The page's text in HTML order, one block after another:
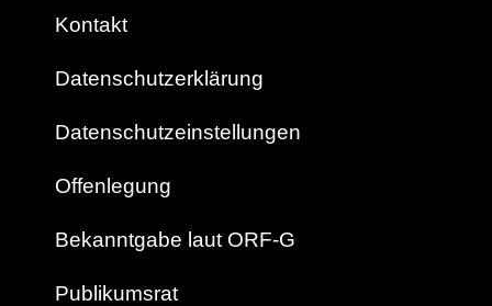
Kontakt
Datenschutzerklärung
Datenschutzeinstellungen
Offenlegung
Bekanntgabe laut ORF-G
Publikumsrat